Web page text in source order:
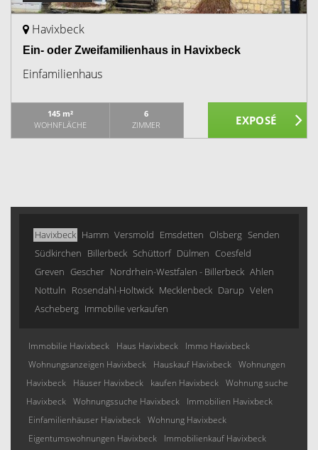
Havixbeck
Ein- oder Zweifamilienhaus in Havixbeck
Einfamilienhaus
145 m²
WOHNFLÄCHE
6
ZIMMER
Havixbeck Hamm Versmold Emsdetten Olsberg Senden
Südkirchen Billerbeck Schüttorf Dülmen Coesfeld
Greven Gescher Nordrhein-Westfalen - Billerbeck Ahlen
Nottuln Rosendahl-Holtwick Mecklenbeck Darup Velen
Ascheberg Immobilie verkaufen
Immobilie Havixbeck Haus Havixbeck
Immo Havixbeck
Wohnungsanzeigen Havixbeck
Hauskauf Havixbeck Wohnungen
Havixbeck
Häuser Havixbeck kaufen Havixbeck Wohnung suche
Havixbeck Wohnungssuche Havixbeck
Immobilien Havixbeck
Einfamilienhäuser Havixbeck Wohnung Havixbeck
Eigentumswohnungen Havixbeck
Immobilienkauf Havixbeck